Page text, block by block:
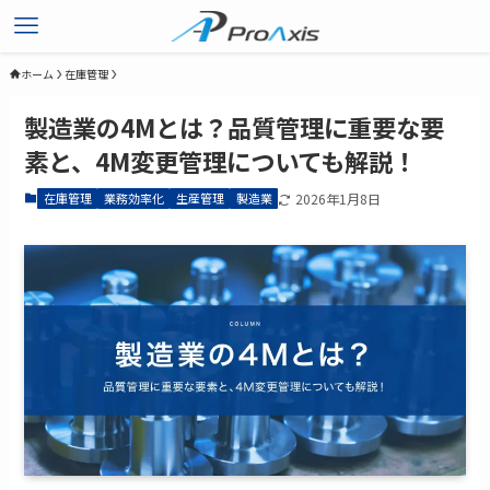
ホーム 在庫管理
製造業の4Mとは？品質管理に重要な要
素と、4M変更管理についても解説！
在庫管理 業務効率化 生産管理 製造業 2026年1月8日